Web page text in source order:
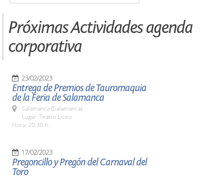
Próximas Actividades agenda
corporativa
23/02/2023
Entrega de Premios de Tauromaquia
de la Feria de Salamanca
Salamanca (Salamanca)
Lugar: Teatro Liceo
Hora: 20:30 h.
17/02/2023
Pregoncillo y Pregón del Carnaval del
Toro